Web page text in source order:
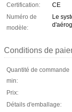
Certification:
CE
Numéro de
modèle:
Le
Conditions de
Quantité de commande
min:
Prix:
Détails d'emballage: